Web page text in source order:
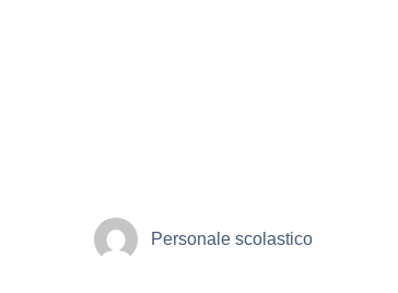
Personale scolastico